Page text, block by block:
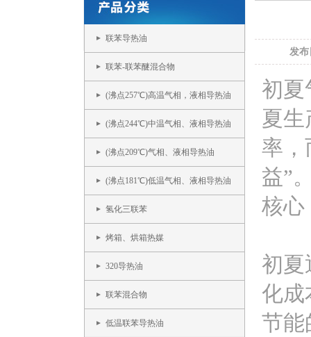
联苯导热油
联苯-联苯醚混合物
(沸点257℃)高温气相，液相导热油
(沸点244℃)中温气相、液相导热油
(沸点209℃)气相、液相导热油
(沸点181℃)低温气相、液相导热油
氢化三联苯
烤箱、烘箱热媒
320导热油
联苯混合物
低温联苯导热油
发
初夏
夏
率，
益”
核心
初夏
化成
节能